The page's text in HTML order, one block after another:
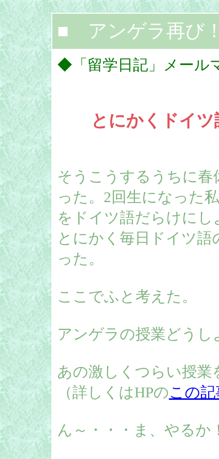
■ アンゲラ再び
◆「留学日記」メー
とにかくドイ
そうこうするうちに
った。2回生になった
をドイツ語だらけに
とにかく毎日ドイツ
った。
ここでふと考えた。
アンゲラの授業どうし
あの激しくつらい授
（詳しくはHPのこの記
ん～・・・ま、やるか